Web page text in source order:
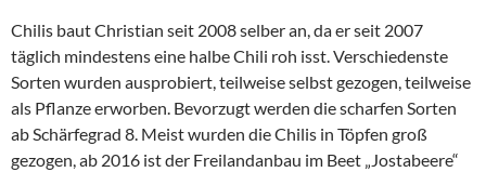
Chilis baut Christian seit 2008 selber an, da er seit 2007
täglich mindestens eine halbe Chili roh isst. Verschiedenste
Sorten wurden ausprobiert, teilweise selbst gezogen, teilweise
als Pflanze erworben. Bevorzugt werden die scharfen Sorten
ab Schärfegrad 8. Meist wurden die Chilis in Töpfen groß
gezogen, ab 2016 ist der Freilandanbau im Beet „Jostabeere“